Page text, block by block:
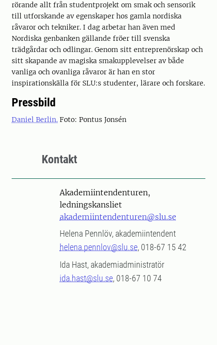
rörande allt från studentprojekt om smak och sensorik
till utforskande av egenskaper hos gamla nordiska
råvaror och tekniker. I dag arbetar han även med
Nordiska genbanken gällande fröer till svenska
trädgårdar och odlingar. Genom sitt entreprenörskap och
sitt skapande av magiska smakupplevelser av både
vanliga och ovanliga råvaror är han en stor
inspirationskälla för SLU:s studenter, lärare och forskare.
Pressbild
Daniel Berlin. Foto: Pontus Jonsén
Kontakt
Akademiintendenturen,
ledningskansliet
akademiintendenturen@slu.se
Helena Pennlöv, akademiintendent
helena.pennlov@slu.se, 018-67 15 42
Ida Hast, akademiadministratör
ida.hast@slu.se, 018-67 10 74